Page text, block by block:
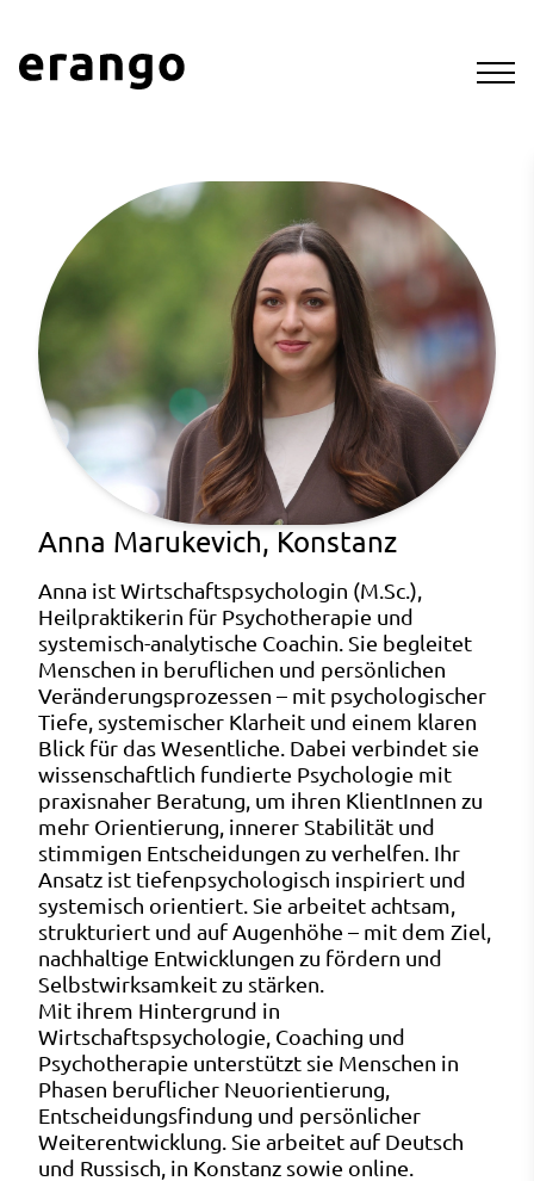
Anna Marukevich, Konstanz
Anna ist Wirtschaftspsychologin (M.Sc.),
Heilpraktikerin für Psychotherapie und
systemisch-analytische Coachin. Sie begleitet
Menschen in beruflichen und persönlichen
Veränderungsprozessen – mit psychologischer
Tiefe, systemischer Klarheit und einem klaren
Blick für das Wesentliche. Dabei verbindet sie
wissenschaftlich fundierte Psychologie mit
praxisnaher Beratung, um ihren KlientInnen zu
mehr Orientierung, innerer Stabilität und
stimmigen Entscheidungen zu verhelfen. Ihr
Ansatz ist tiefenpsychologisch inspiriert und
systemisch orientiert. Sie arbeitet achtsam,
strukturiert und auf Augenhöhe – mit dem Ziel,
nachhaltige Entwicklungen zu fördern und
Selbstwirksamkeit zu stärken.
Mit ihrem Hintergrund in
Wirtschaftspsychologie, Coaching und
Psychotherapie unterstützt sie Menschen in
Phasen beruflicher Neuorientierung,
Entscheidungsfindung und persönlicher
Weiterentwicklung. Sie arbeitet auf Deutsch
und Russisch, in Konstanz sowie online.